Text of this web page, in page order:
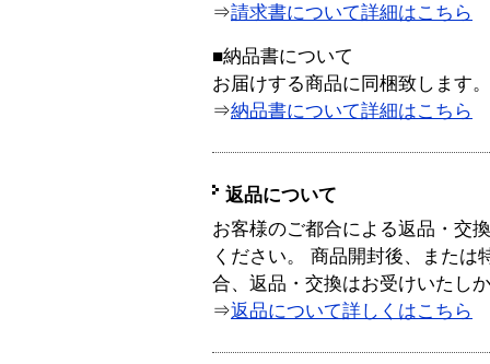
⇒請求書について詳細はこちら
■納品書について
お届けする商品に同梱致します。
⇒納品書について詳細はこちら
返品について
お客様のご都合による返品・交
ください。 商品開封後、または
合、返品・交換はお受けいたし
⇒返品について詳しくはこちら